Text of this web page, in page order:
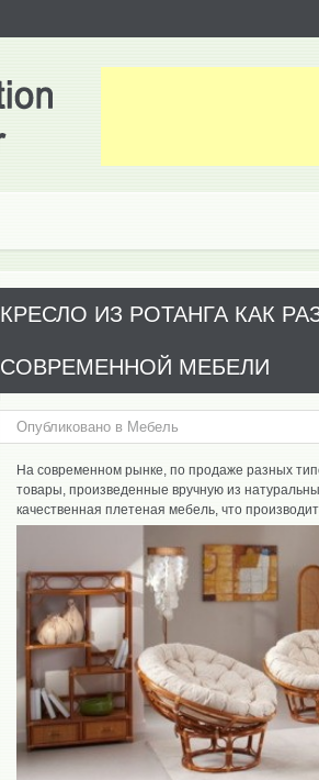
КРЕСЛО ИЗ РОТАНГА КАК
СОВРЕМЕННОЙ МЕБЕЛИ
Опубликовано в Мебель
На современном рынке, по продаже разных
товары, произведенные вручную из
качественная плетеная мебель, что